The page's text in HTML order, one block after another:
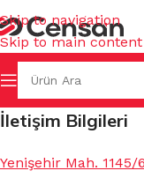
Skip to navigation
Skip to main content
İletişim Bilgileri
Yenişehir Mah. 1145/